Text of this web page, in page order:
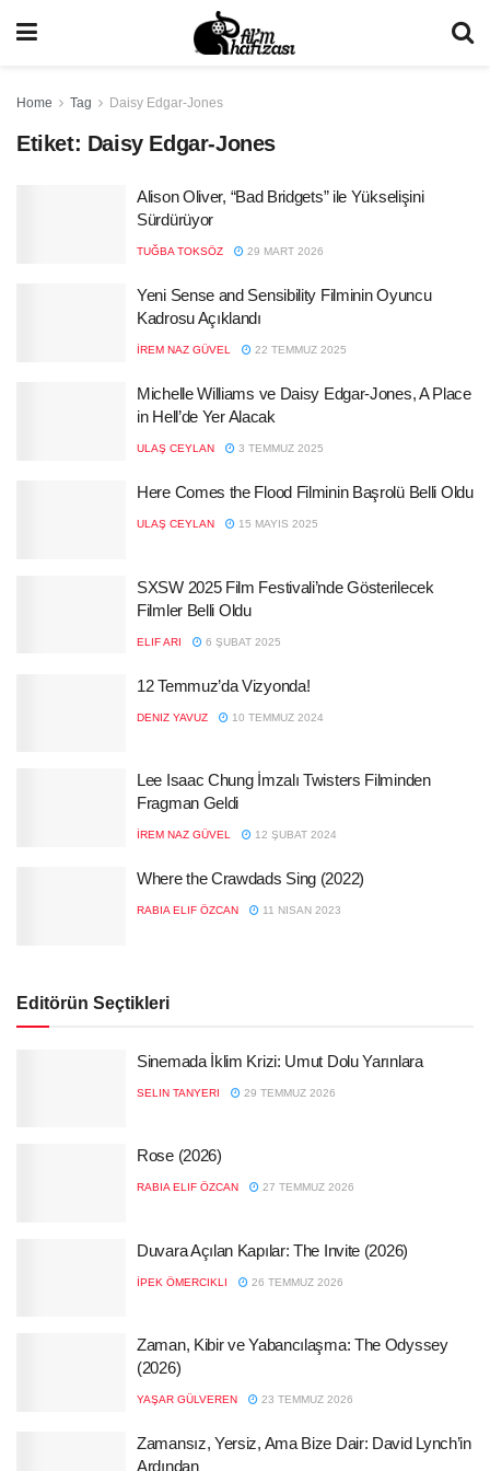
Home Tag Daisy Edgar-Jones
Etiket: Daisy Edgar-Jones
Alison Oliver, “Bad Bridgets” ile Yükselişini
Sürdürüyor
TUĞBA TOKSÖZ 29 MART 2026
Yeni Sense and Sensibility Filminin Oyuncu
Kadrosu Açıklandı
İREM NAZ GÜVEL 22 TEMMUZ 2025
Michelle Williams ve Daisy Edgar-Jones, A Place
in Hell’de Yer Alacak
ULAŞ CEYLAN 3 TEMMUZ 2025
Here Comes the Flood Filminin Başrolü Belli Oldu
ULAŞ CEYLAN 15 MAYIS 2025
SXSW 2025 Film Festivali’nde Gösterilecek
Filmler Belli Oldu
ELIF ARI 6 ŞUBAT 2025
12 Temmuz’da Vizyonda!
DENIZ YAVUZ 10 TEMMUZ 2024
Lee Isaac Chung İmzalı Twisters Filminden
Fragman Geldi
İREM NAZ GÜVEL 12 ŞUBAT 2024
Where the Crawdads Sing (2022)
RABIA ELIF ÖZCAN 11 NISAN 2023
Editörün Seçtikleri
Sinemada İklim Krizi: Umut Dolu Yarınlara
SELIN TANYERI 29 TEMMUZ 2026
Rose (2026)
RABIA ELIF ÖZCAN 27 TEMMUZ 2026
Duvara Açılan Kapılar: The Invite (2026)
İPEK ÖMERCIKLI 26 TEMMUZ 2026
Zaman, Kibir ve Yabancılaşma: The Odyssey
(2026)
YAŞAR GÜLVEREN 23 TEMMUZ 2026
Zamansız, Yersiz, Ama Bize Dair: David Lynch’in
Ardından